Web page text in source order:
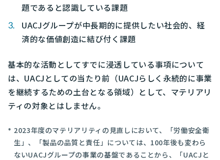
題であると認識している課題
UACJグループが中長期的に提供したい社会的、経
済的な価値創造に結び付く課題
基本的な活動としてすでに浸透している事項について
は、UACJとしての当たり前（UACJらしく永続的に事業
を継続するための土台となる領域）として、マテリアリ
ティの対象とはしません。
2023年度のマテリアリティの見直しにおいて、「労働安全衛
生」、「製品の品質と責任」については、100年後も変わら
ないUACJグループの事業の基盤であることから、「UACJと